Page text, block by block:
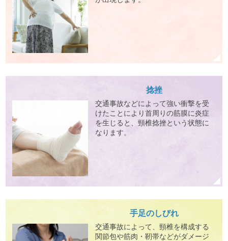
捻挫
交通事故などによって強い衝撃を受
けたことにより首周りの筋膜に炎症
を生じると、頸椎捻挫という状態に
なります。
手足のしびれ
交通事故によって、頸椎を構成する
関節包や筋肉・靭帯などがダメージ